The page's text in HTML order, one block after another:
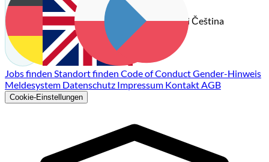
Deutsch EnglishPolski Čeština
Jobs finden Standort finden Code of ConductGender-Hinweis
Meldesystem Datenschutz Impressum KontaktAGB
Cookie-Einstellungen